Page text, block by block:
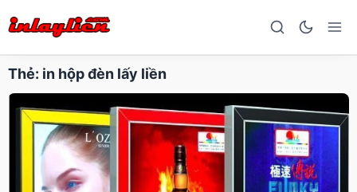
Thẻ: in hộp đèn lấy liền